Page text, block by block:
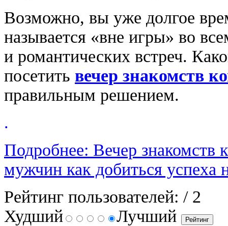
Возможно, вы уже долгое
называется «вне игры» во
и романтических встреч.
посетить вечер знакомств
правильным решением.
.
Подробнее: Вечер знакомств
мужчин как добиться успеха
Рейтинг пользователей: / 2
Худший
Лучший